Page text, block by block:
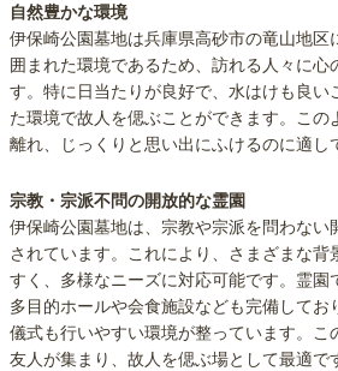
自然豊かな環境
伊保崎公園墓地は兵庫県高砂市の竜山地区
囲まれた環境であるため、訪れる人々に心
す。特に日当たりが良好で、水はけも良い
た環境で故人を偲ぶことができます。この
離れ、じっくりと思い出にふけるのに適し
宗教・宗派不問の開放的な霊園
伊保崎公園墓地は、宗教や宗派を問わない
されています。これにより、さまざまな背
すく、多様なニーズに対応可能です。霊園
多目的ホールや会食施設なども完備してお
儀式も行いやすい環境が整っています。こ
友人が集まり、故人を偲ぶ場として最適で